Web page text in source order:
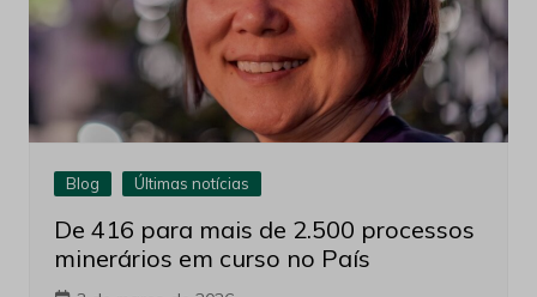
Últimas notícias
De 416 para mais de 2.500 processos
minerários em curso no País
3 de março de 2026